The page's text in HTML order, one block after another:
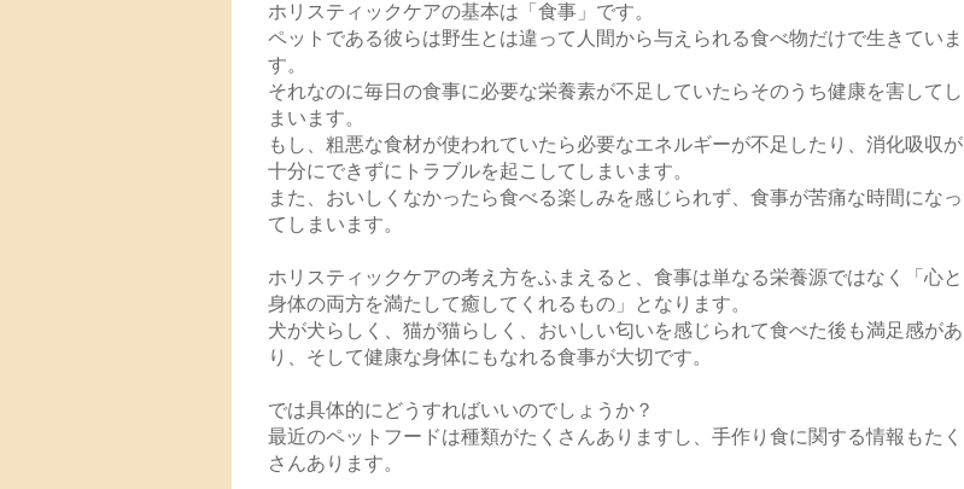
ホリスティックケアの基本は「食事」です。
ペットである彼らは野生とは違って人間から与えられる食べ物だけで生きていま
す。
それなのに毎日の食事に必要な栄養素が不足していたらそのうち健康を害してし
まいます。
もし、粗悪な食材が使われていたら必要なエネルギーが不足したり、消化吸収が
十分にできずにトラブルを起こしてしまいます。
また、おいしくなかったら食べる楽しみを感じられず、食事が苦痛な時間になっ
てしまいます。
ホリスティックケアの考え方をふまえると、食事は単なる栄養源ではなく「心と
身体の両方を満たして癒してくれるもの」となります。
犬が犬らしく、猫が猫らしく、おいしい匂いを感じられて食べた後も満足感があ
り、そして健康な身体にもなれる食事が大切です。
では具体的にどうすればいいのでしょうか？
最近のペットフードは種類がたくさんありますし、手作り食に関する情報もたく
さんあります。